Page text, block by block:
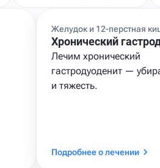
Желудок и 12-перстная
Хронический
Лечим хронический
гастродуоденит —
и тяжесть.
Подробнее о лечении